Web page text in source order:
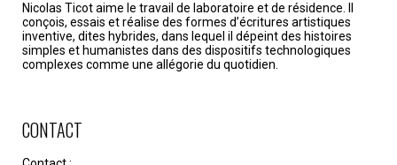
Nicolas Ticot aime le travail de laboratoire et de résidence. Il
conçois, essais et réalise des formes d’écritures artistiques
inventive, dites hybrides, dans lequel il dépeint des histoires
simples et humanistes dans des dispositifs technologiques
complexes comme une allégorie du quotidien.
CONTACT